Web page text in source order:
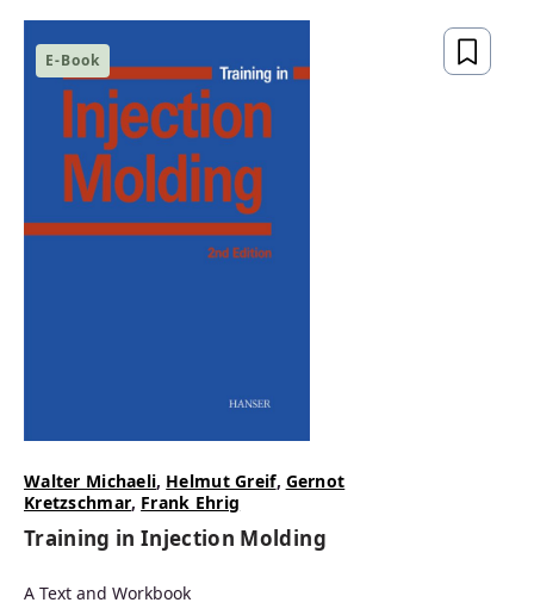
E-Book
Walter Michaeli, Helmut Greif, Gernot
Kretzschmar, Frank Ehrig
Training in Injection Molding
A Text and Workbook